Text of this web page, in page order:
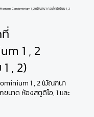
Condominium 1 , 2 (มัณฑนา คอนโดมิเนียม 1 , 2)
1 , 2
, 2)
1 , 2 (มัณฑนา
ขนาด ห้องสตูดิโอ, 1 และ